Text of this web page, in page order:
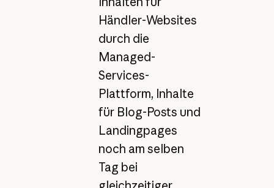
Händler-Websites
durch die
Managed-
Services-
Plattform, Inhalte
für Blog-Posts und
Landingpages
noch am selben
Tag bei